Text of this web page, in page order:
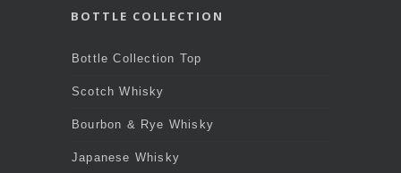
BOTTLE COLLECTION
Bottle Collection Top
Scotch Whisky
Bourbon & Rye Whisky
Japanese Whisky